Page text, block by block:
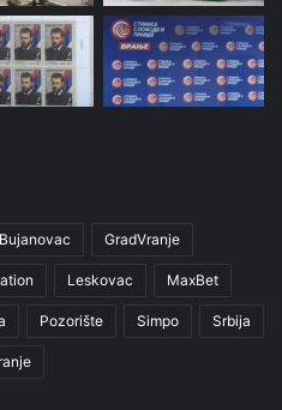
Bujanovac GradVranje
Leskovac MaxBet
Pozorište Simpo Srbija